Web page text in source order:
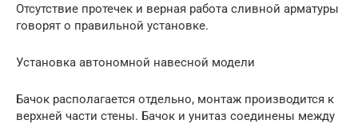
Отсутствие протечек и верная работа сливной арматуры
говорят о правильной установке.
Установка автономной навесной модели
Бачок располагается отдельно, монтаж производится к
верхней части стены. Бачок и унитаз соединены между